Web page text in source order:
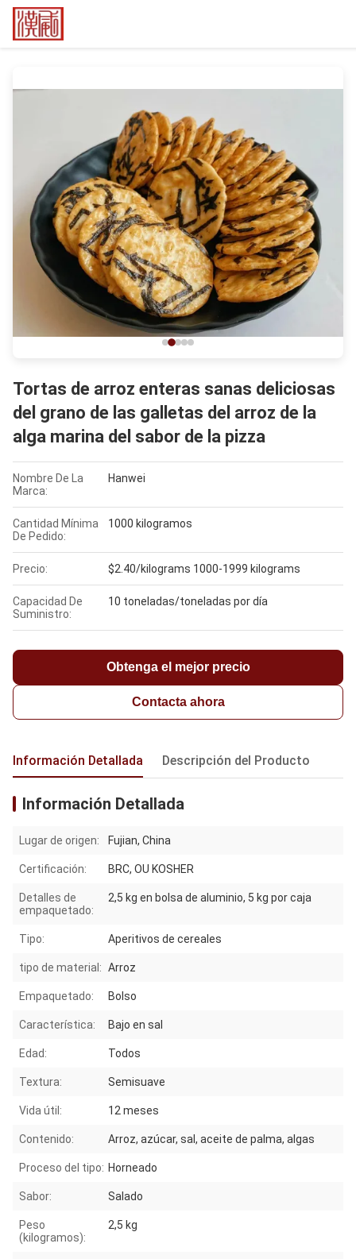
Tortas de arroz enteras sanas deliciosas
del grano de las galletas del arroz de la
alga marina del sabor de la pizza
Nombre De La
Marca:
Hanwei
Cantidad Mínima
De Pedido:
1000 kilogramos
Precio: $2.40/kilograms 1000-1999 kilograms
Capacidad De
Suministro:
10 toneladas/toneladas por día
Obtenga el mejor precio
Contacta ahora
Información Detallada Descripción del Producto
Información Detallada
Lugar de origen: Fujian, China
Certificación: BRC, OU KOSHER
Detalles de
empaquetado:
2,5 kg en bolsa de aluminio, 5 kg por caja
Tipo: Aperitivos de cereales
tipo de material: Arroz
Empaquetado: Bolso
Característica: Bajo en sal
Edad: Todos
Textura: Semisuave
Vida útil: 12 meses
Contenido: Arroz, azúcar, sal, aceite de palma, algas
Proceso del tipo: Horneado
Sabor: Salado
Peso
(kilogramos):
2,5 kg